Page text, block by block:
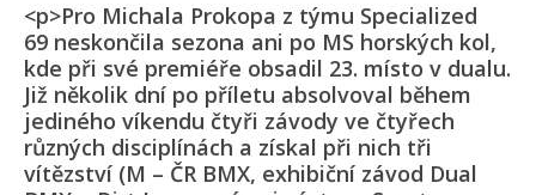
<p>Pro Michala Prokopa z týmu Specialized
69 neskončila sezona ani po MS horských kol,
kde při své premiéře obsadil 23. místo v dualu.
Již několik dní po příletu absolvoval během
jediného víkendu čtyři závody ve čtyřech
různých disciplínách a získal při nich tři
vítězství (M – ČR BMX, exhibiční závod Dual